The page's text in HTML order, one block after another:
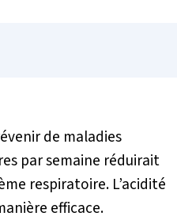
de maladies
par semaine réduirait
respiratoire. L’acidité
efficace.